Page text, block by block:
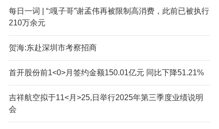
每日一词 | “:嘎子哥”谢孟伟再被限制高消费，此前已被执行
210万余元
贺海:东赴深圳市考察招商
首开股份前1<0>月签约金额150.01亿元 同比下降51.21%
吉祥航空拟于11<月>25,日举行2025年第三季度业绩说明
会